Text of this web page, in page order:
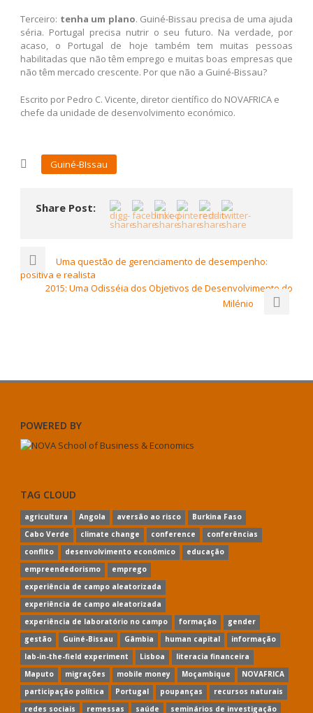
Terceiro: tenha um plano. Guiné-Bissau precisa de uma ajuda
séria. Portugal precisa nutrir o seu futuro. Na verdade, por
acaso, o Portugal de hoje também tem muitas pessoas
habilitadas que não têm emprego e muitas boas empresas que
não têm mercado crescente. Por que não a Guiné-Bissau?
Escrito por Pedro C. Vicente, diretor científico do NOVAFRICA e
chefe da unidade de desenvolvimento económico.
Guiné-BIssau
Share Post:
Uma questão de gerenciamento de desempenho:
positiva e realista
2015: Uma Odisséia dos Objetivos de Desenvolvimento do
Milénio
POWERED BY
TAG CLOUD
agricultura Angola aversão ao risco
Burkina Faso
Cabo Verde
climate change conference
conferências
conflito
desenvolvimento económico
educação
empreendedorismo
emprego
experiência de campo aleatorizada
experiência de campo aleatorizada
experiência de laboratório no campo
formação
gender
gestão
Guiné-Bissau Gâmbia human capital
informação
lab-in-the-field experiment
Lisboa
literacia financeira
Maputo
migrações mobile money Moçambique
NOVAFRICA
participação política
Portugal poupanças
recursos naturais
redes sociais
remessas saúde seminários de investigação